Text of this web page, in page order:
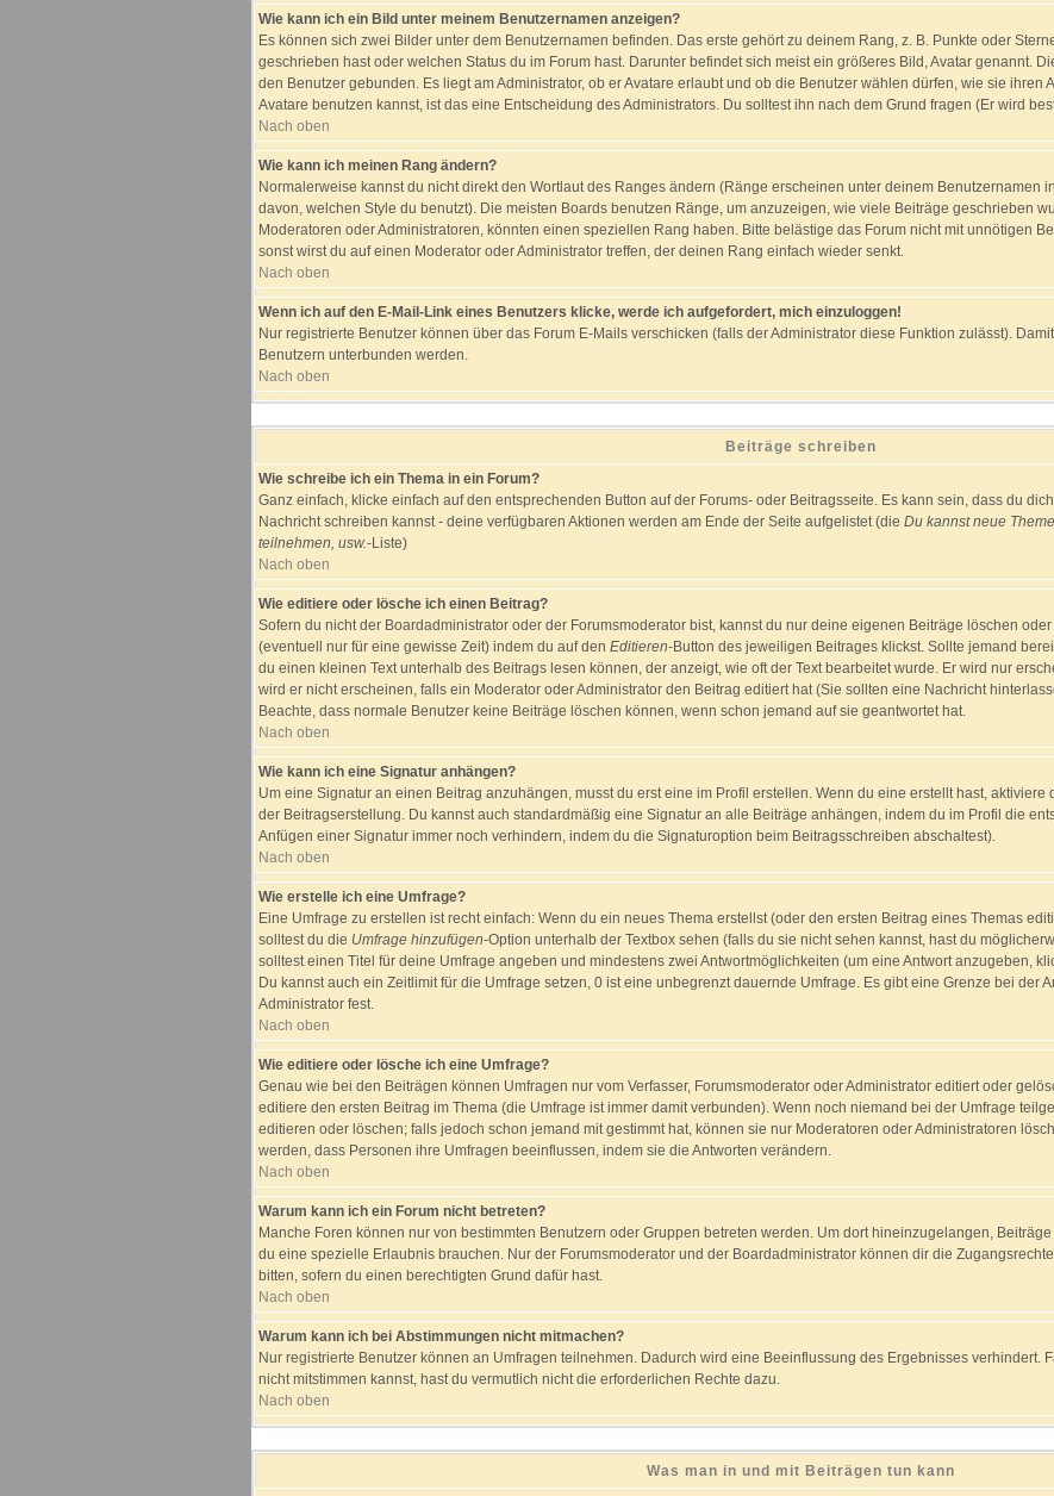
Wie kann ich ein Bild unter meinem Benutzernamen anzeigen?
Es können sich zwei Bilder unter dem Benutzernamen befinden. Das erste gehört zu deinem Rang, z. B. Punkte oder
geschrieben hast oder welchen Status du im Forum hast. Darunter befindet sich meist ein größeres Bild, Avatar genannt.
den Benutzer gebunden. Es liegt am Administrator, ob er Avatare erlaubt und ob die Benutzer wählen dürfen, wie sie ihren
Avatare benutzen kannst, ist das eine Entscheidung des Administrators. Du solltest ihn nach dem Grund fragen (Er wird
Nach oben
Wie kann ich meinen Rang ändern?
Normalerweise kannst du nicht direkt den Wortlaut des Ranges ändern (Ränge erscheinen unter deinem Benutzernamen
davon, welchen Style du benutzt). Die meisten Boards benutzen Ränge, um anzuzeigen, wie viele Beiträge geschrieben
Moderatoren oder Administratoren, könnten einen speziellen Rang haben. Bitte belästige das Forum nicht mit unnötigen
sonst wirst du auf einen Moderator oder Administrator treffen, der deinen Rang einfach wieder senkt.
Nach oben
Wenn ich auf den E-Mail-Link eines Benutzers klicke, werde ich aufgefordert, mich einzuloggen!
Nur registrierte Benutzer können über das Forum E-Mails verschicken (falls der Administrator diese Funktion zulässt).
Benutzern unterbunden werden.
Nach oben
Beiträge schreiben
Wie schreibe ich ein Thema in ein Forum?
Ganz einfach, klicke einfach auf den entsprechenden Button auf der Forums- oder Beitragsseite. Es kann sein, dass du
Nachricht schreiben kannst - deine verfügbaren Aktionen werden am Ende der Seite aufgelistet (die Du kannst neue
teilnehmen, usw.-Liste)
Nach oben
Wie editiere oder lösche ich einen Beitrag?
Sofern du nicht der Boardadministrator oder der Forumsmoderator bist, kannst du nur deine eigenen Beiträge löschen
(eventuell nur für eine gewisse Zeit) indem du auf den Editieren-Button des jeweiligen Beitrages klickst. Sollte jemand
du einen kleinen Text unterhalb des Beitrags lesen können, der anzeigt, wie oft der Text bearbeitet wurde. Er wird nur
wird er nicht erscheinen, falls ein Moderator oder Administrator den Beitrag editiert hat (Sie sollten eine Nachricht
Beachte, dass normale Benutzer keine Beiträge löschen können, wenn schon jemand auf sie geantwortet hat.
Nach oben
Wie kann ich eine Signatur anhängen?
Um eine Signatur an einen Beitrag anzuhängen, musst du erst eine im Profil erstellen. Wenn du eine erstellt hast, aktiviere
der Beitragserstellung. Du kannst auch standardmäßig eine Signatur an alle Beiträge anhängen, indem du im Profil die
Anfügen einer Signatur immer noch verhindern, indem du die Signaturoption beim Beitragsschreiben abschaltest).
Nach oben
Wie erstelle ich eine Umfrage?
Eine Umfrage zu erstellen ist recht einfach: Wenn du ein neues Thema erstellst (oder den ersten Beitrag eines Themas
solltest du die Umfrage hinzufügen-Option unterhalb der Textbox sehen (falls du sie nicht sehen kannst, hast du
solltest einen Titel für deine Umfrage angeben und mindestens zwei Antwortmöglichkeiten (um eine Antwort anzugeben,
Du kannst auch ein Zeitlimit für die Umfrage setzen, 0 ist eine unbegrenzt dauernde Umfrage. Es gibt eine Grenze bei der
Administrator fest.
Nach oben
Wie editiere oder lösche ich eine Umfrage?
Genau wie bei den Beiträgen können Umfragen nur vom Verfasser, Forumsmoderator oder Administrator editiert oder
editiere den ersten Beitrag im Thema (die Umfrage ist immer damit verbunden). Wenn noch niemand bei der Umfrage
editieren oder löschen; falls jedoch schon jemand mit gestimmt hat, können sie nur Moderatoren oder Administratoren
werden, dass Personen ihre Umfragen beeinflussen, indem sie die Antworten verändern.
Nach oben
Warum kann ich ein Forum nicht betreten?
Manche Foren können nur von bestimmten Benutzern oder Gruppen betreten werden. Um dort hineinzugelangen,
du eine spezielle Erlaubnis brauchen. Nur der Forumsmoderator und der Boardadministrator können dir die
bitten, sofern du einen berechtigten Grund dafür hast.
Nach oben
Warum kann ich bei Abstimmungen nicht mitmachen?
Nur registrierte Benutzer können an Umfragen teilnehmen. Dadurch wird eine Beeinflussung des Ergebnisses verhindert.
nicht mitstimmen kannst, hast du vermutlich nicht die erforderlichen Rechte dazu.
Nach oben
Was man in und mit Beiträgen tun kann